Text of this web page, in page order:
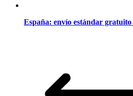
España: envío estándar gratuito